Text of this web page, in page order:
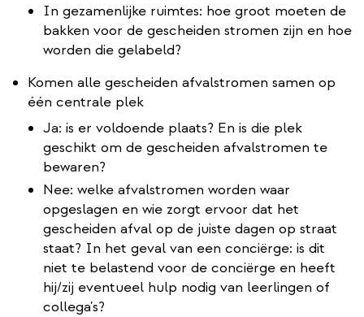
In gezamenlijke ruimtes: hoe groot moeten de
bakken voor de gescheiden stromen zijn en hoe
worden die gelabeld?
Komen alle gescheiden afvalstromen samen op
één centrale plek
Ja: is er voldoende plaats? En is die plek
geschikt om de gescheiden afvalstromen te
bewaren?
Nee: welke afvalstromen worden waar
opgeslagen en wie zorgt ervoor dat het
gescheiden afval op de juiste dagen op straat
staat? In het geval van een conciërge: is dit
niet te belastend voor de conciërge en heeft
hij/zij eventueel hulp nodig van leerlingen of
collega's?